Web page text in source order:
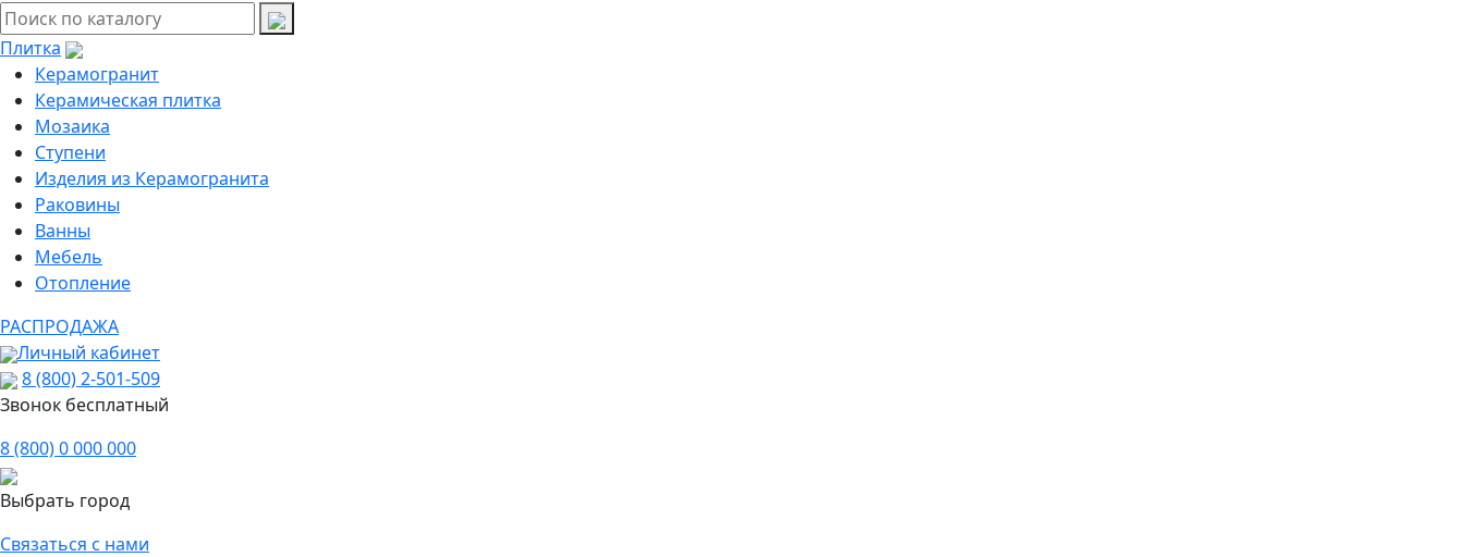
Плитка
Керамогранит
Керамическая плитка
Мозаика
Ступени
Изделия из Керамогранита
Раковины
Ванны
Мебель
Отопление
РАСПРОДАЖА
Личный кабинет
8 (800) 2-501-509
Звонок бесплатный
8 (800) 0 000 000
Выбрать город
Связаться с нами